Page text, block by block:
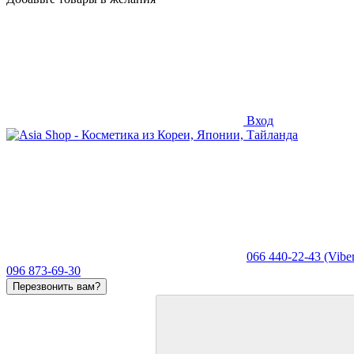
Вход
066 440-22-43
096 873-69-30
Перезвонить вам?